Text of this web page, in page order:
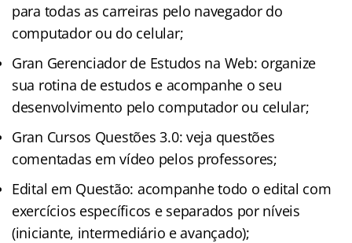
para todas as carreiras pelo navegador do
computador ou do celular;
Gran Gerenciador de Estudos na Web: organize
sua rotina de estudos e acompanhe o seu
desenvolvimento pelo computador ou celular;
Gran Cursos Questões 3.0: veja questões
comentadas em vídeo pelos professores;
Edital em Questão: acompanhe todo o edital com
exercícios específicos e separados por níveis
(iniciante, intermediário e avançado);